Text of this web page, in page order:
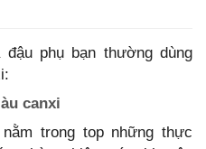
phụ bạn thường dùng
canxi
trong top những thực